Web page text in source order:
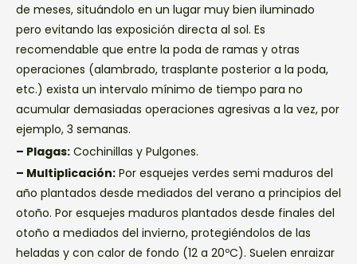
de meses, situándolo en un lugar muy bien iluminado
pero evitando las exposición directa al sol. Es
recomendable que entre la poda de ramas y otras
operaciones (alambrado, trasplante posterior a la poda,
etc.) exista un intervalo mínimo de tiempo para no
acumular demasiadas operaciones agresivas a la vez, por
ejemplo, 3 semanas.
– Plagas: Cochinillas y Pulgones.
– Multiplicación: Por esquejes verdes semi maduros del
año plantados desde mediados del verano a principios del
otoño. Por esquejes maduros plantados desde finales del
otoño a mediados del invierno, protegiéndolos de las
heladas y con calor de fondo (12 a 20ºC). Suelen enraizar